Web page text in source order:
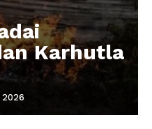
Karhutla
2026